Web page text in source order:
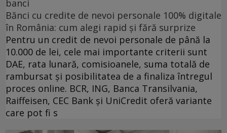
banci
Bănci cu credite de nevoi personale 100% digitale
în România: cum alegi rapid și fără surprize
Pentru un credit de nevoi personale de până la
10.000 de lei, cele mai importante criterii sunt
DAE, rata lunară, comisioanele, suma totală de
rambursat și posibilitatea de a finaliza întregul
proces online. BCR, ING, Banca Transilvania,
Raiffeisen, CEC Bank și UniCredit oferă variante
care pot fi s